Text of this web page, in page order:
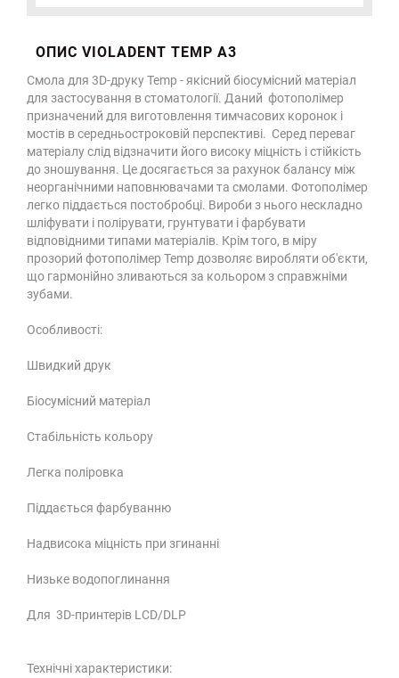
ОПИС VIOLADENT TEMP A3
Смола для 3D-друку Temp - якісний біосумісний матеріал
для застосування в стоматології. Даний фотополімер
призначений для виготовлення тимчасових коронок і
мостів в середньостроковій перспективі. Серед переваг
матеріалу слід відзначити його високу міцність і стійкість
до зношування. Це досягається за рахунок балансу між
неорганічними наповнювачами та смолами. Фотополімер
легко піддається постобробці. Вироби з нього нескладно
шліфувати і полірувати, грунтувати і фарбувати
відповідними типами матеріалів. Крім того, в міру
прозорий фотополімер Temp дозволяє виробляти об'єкти,
що гармонійно зливаються за кольором з справжніми
зубами.
Особливості:
Швидкий друк
Біосумісний матеріал
Стабільність кольору
Легка поліровка
Піддається фарбуванню
Надвисока міцність при згинанні
Низьке водопоглинання
Для 3D-принтерів LCD/DLP
Технічні характеристики: